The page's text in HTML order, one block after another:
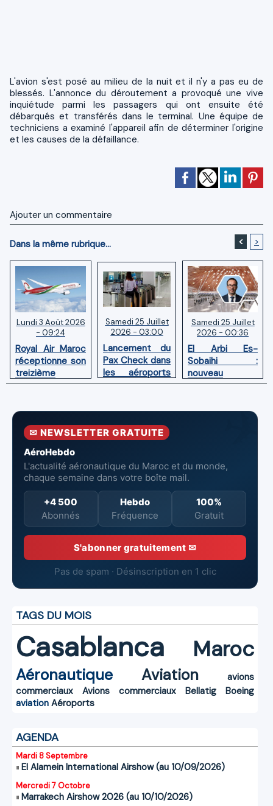
L'avion s'est posé au milieu de la nuit et il n'y a pas eu de
blessés. L'annonce du déroutement a provoqué une vive
inquiétude parmi les passagers qui ont ensuite été
débarqués et transférés dans le terminal. Une équipe de
techniciens a examiné l'appareil afin de déterminer l'origine
et les causes de la défaillance.
Ajouter un commentaire
Dans la même rubrique... < >
Lundi 3 Août 2026
- 09:24
Royal Air Maroc
réceptionne son
treizième
Boeing 787
Samedi 25 Juillet
2026 - 03:00
Lancement du
Pax Check dans
les aéroports
du Maroc
Samedi 25 Juillet
2026 - 00:36
El Arbi Es-
Sobaihi :
nouveau
directeur à la
l’Aéroport
Mohammed V
✉ NEWSLETTER GRATUITE
AéroHebdo
L'actualité aéronautique du Maroc et du monde,
chaque semaine dans votre boîte mail.
+4 500
Abonnés
Hebdo
Fréquence
100%
Gratuit
S'abonner gratuitement ✉
Pas de spam · Désinscription en 1 clic
TAGS DU MOIS
Casablanca Maroc
Aéronautique Aviation
avions
commerciaux
Avions commerciaux Bellatig
Boeing
aviation Aéroports
AGENDA
Mardi 8 Septembre
El Alamein International Airshow (au 10/09/2026)
Mercredi 7 Octobre
Marrakech Airshow 2026 (au 10/10/2026)